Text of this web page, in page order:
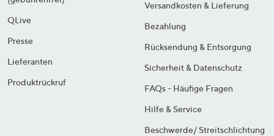
QLive
Presse
Lieferanten
Produktrückruf
Versandkosten & Lieferung
Bezahlung
Rücksendung & Entsorgung
Sicherheit & Datenschutz
FAQs - Häufige Fragen
Hilfe & Service
Beschwerde/ Streitschlichtung